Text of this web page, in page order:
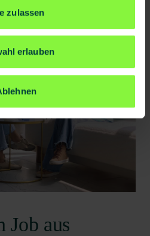
zulassen
erlauben
Job aus